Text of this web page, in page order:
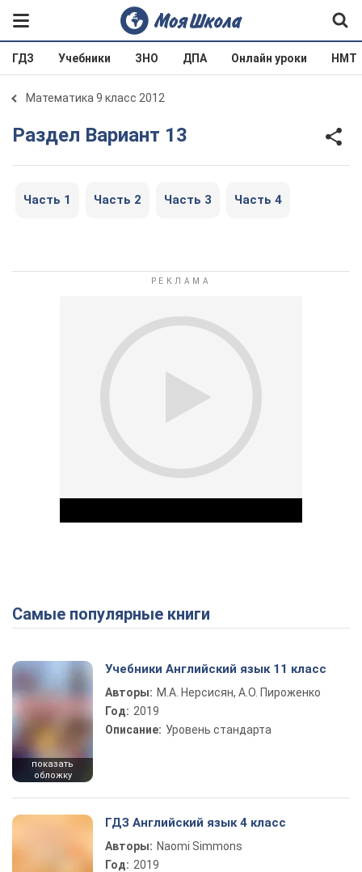
ГДЗ Учебники ЗНО ДПА Онлайн уроки НМТ
Математика 9 класс 2012
Раздел Вариант 13
Часть 1 Часть 2 Часть 3 Часть 4
Play Video
Самые популярные книги
показать
обложку
Учебники Английский язык 11 класс
Авторы: М.А. Нерсисян, А.О. Пироженко
Год: 2019
Описание: Уровень стандарта
ГДЗ Английский язык 4 класс
Авторы: Naomi Simmons
Год: 2019